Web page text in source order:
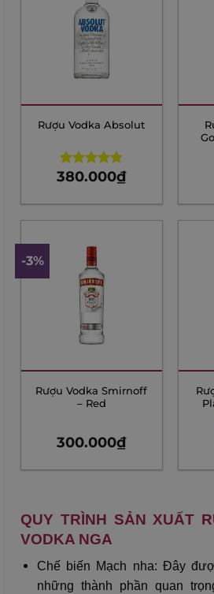
Rượu Vodka Absolut
Rated4.85
380.000₫
-3%
Rượu Vodka Smirnoff
– Red
300.000₫
QUY TRÌNH SẢN XUẤT
VODKA NGA
Chế biến Mạch nha: Đây
những thành phần quan